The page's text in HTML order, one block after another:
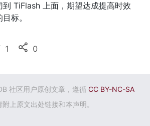
到 TiFlash 上面，期望达成提高时效
标。
1 0
社区用户原创文章，遵循 CC BY-NC-SA
上原文出处链接和本声明。